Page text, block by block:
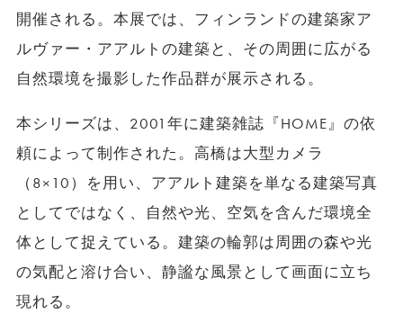
開催される。本展では、フィンランドの建築家ア
ルヴァー・アアルトの建築と、その周囲に広がる
自然環境を撮影した作品群が展示される。
本シリーズは、2001年に建築雑誌『HOME』の依
頼によって制作された。高橋は大型カメラ
（8×10）を用い、アアルト建築を単なる建築写真
としてではなく、自然や光、空気を含んだ環境全
体として捉えている。建築の輪郭は周囲の森や光
の気配と溶け合い、静謐な風景として画面に立ち
現れる。